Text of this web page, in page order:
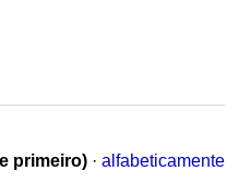
primeiro) · alfabeticamente